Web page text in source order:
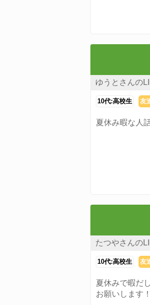
ゆうとさんの
10代:高校生 友
夏休み暇な人
たつやさんの
10代:高校生 友
夏休みで暇だ
お願いします！